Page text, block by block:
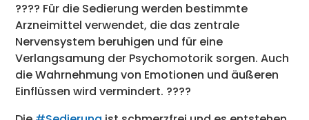
???? Für die Sedierung werden bestimmte
Arzneimittel verwendet, die das zentrale
Nervensystem beruhigen und für eine
Verlangsamung der Psychomotorik sorgen. Auch
die Wahrnehmung von Emotionen und äußeren
Einflüssen wird vermindert. ????